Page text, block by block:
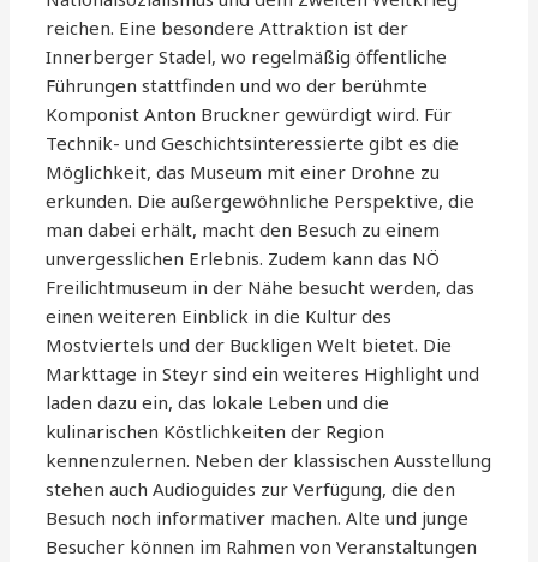
reichen. Eine besondere Attraktion ist der
Innerberger Stadel, wo regelmäßig öffentliche
Führungen stattfinden und wo der berühmte
Komponist Anton Bruckner gewürdigt wird. Für
Technik- und Geschichtsinteressierte gibt es die
Möglichkeit, das Museum mit einer Drohne zu
erkunden. Die außergewöhnliche Perspektive, die
man dabei erhält, macht den Besuch zu einem
unvergesslichen Erlebnis. Zudem kann das NÖ
Freilichtmuseum in der Nähe besucht werden, das
einen weiteren Einblick in die Kultur des
Mostviertels und der Buckligen Welt bietet. Die
Markttage in Steyr sind ein weiteres Highlight und
laden dazu ein, das lokale Leben und die
kulinarischen Köstlichkeiten der Region
kennenzulernen. Neben der klassischen Ausstellung
stehen auch Audioguides zur Verfügung, die den
Besuch noch informativer machen. Alte und junge
Besucher können im Rahmen von Veranstaltungen